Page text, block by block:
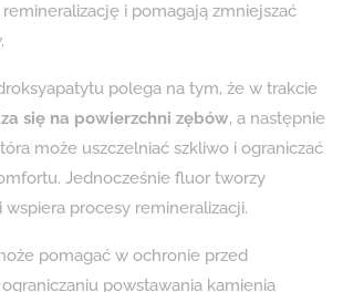
i pomagają zmniejszać
polega na tym, że w trakcie
się na powierzchni zębów, a następnie
może uszczelniać szkliwo i ograniczać
Jednocześnie fluor tworzy
procesy remineralizacji.
pomagać w ochronie przed
powstawania kamienia